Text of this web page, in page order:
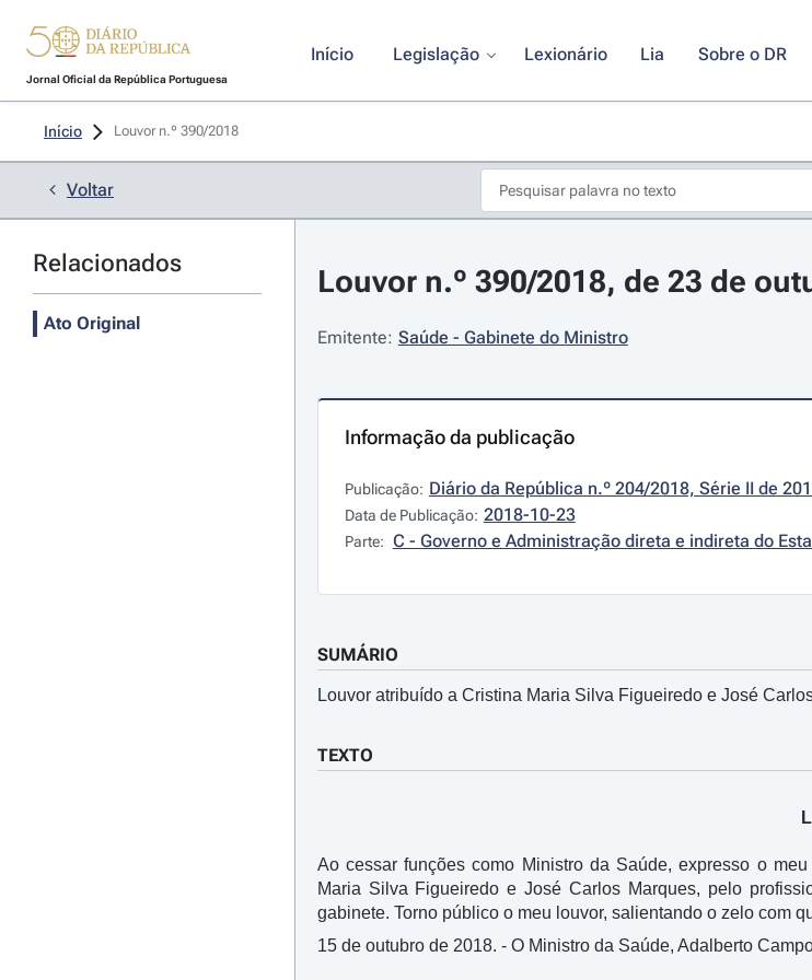
Jornal Oficial da República Portuguesa
Início Legislação Lexionário Lia Sobre o DR
Início Louvor n.º 390/2018
Voltar
Relacionados
Ato Original
Louvor n.º 390/2018, de 23 de
Emitente: Saúde - Gabinete do Ministro
Informação da publicação
Publicação: Diário da República n.º 204/2018, Série II de
Data de Publicação: 2018-10-23
Parte: C - Governo e Administração direta e indireta do
SUMÁRIO
Louvor atribuído a Cristina Maria Silva Figueiredo e José
TEXTO
Ao cessar funções como Ministro da Saúde, expresso o
Maria Silva Figueiredo e José Carlos Marques, pelo
gabinete. Torno público o meu louvor, salientando o zelo com
15 de outubro de 2018. - O Ministro da Saúde, Adalberto